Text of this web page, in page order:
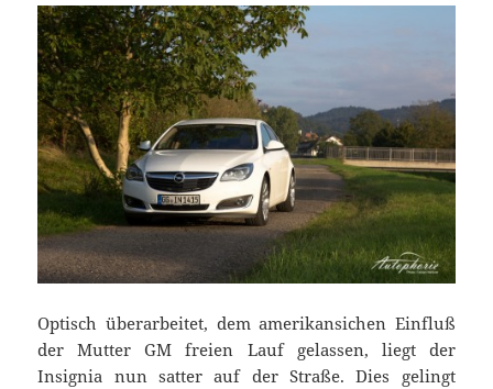
Optisch überarbeitet, dem amerikansichen Einfluß
der Mutter GM freien Lauf gelassen, liegt der
Insignia nun satter auf der Straße. Dies gelingt